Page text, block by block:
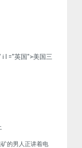
i l ="英国">美国三
的男人正讲着电